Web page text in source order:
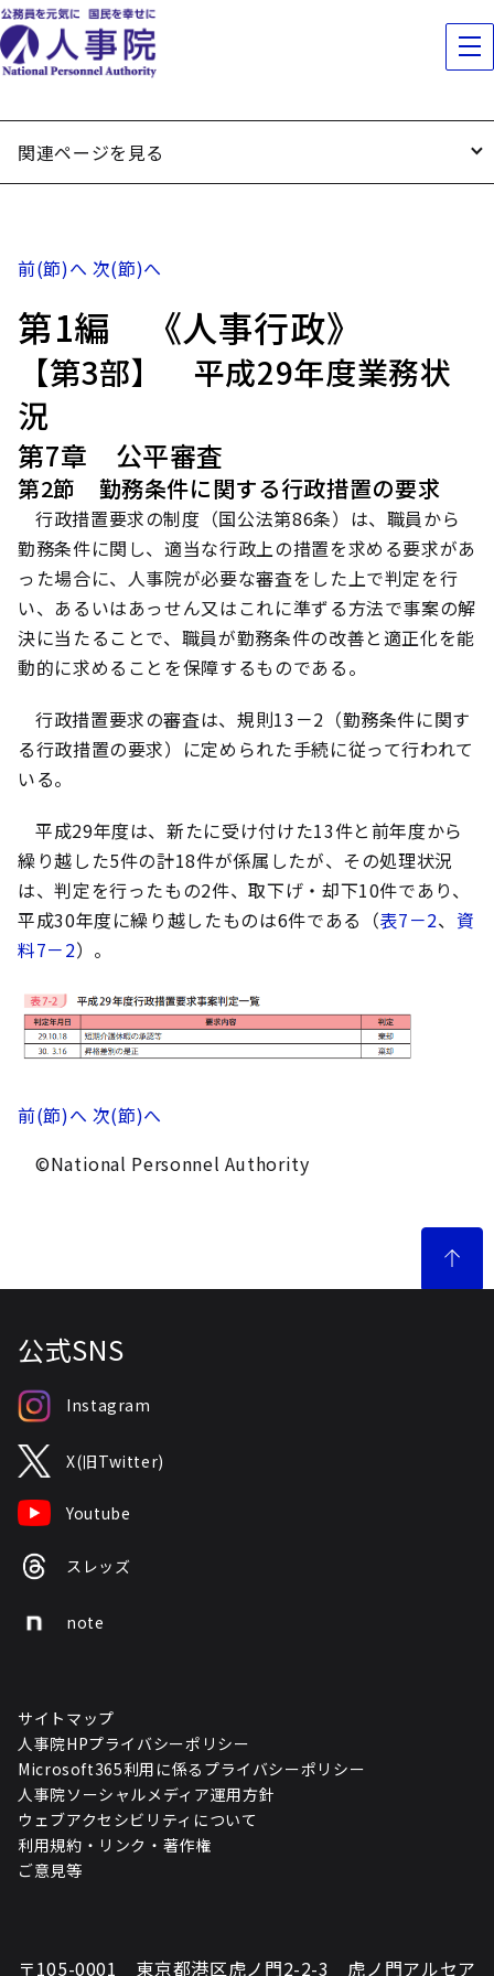
関連ページを見る
前(節)へ 次(節)へ
第1編 《人事行政》
【第3部】 平成29年度業務状
況
第7章 公平審査
第2節 勤務条件に関する行政措置の要求
行政措置要求の制度（国公法第86条）は、職員から
勤務条件に関し、適当な行政上の措置を求める要求があ
った場合に、人事院が必要な審査をした上で判定を行
い、あるいはあっせん又はこれに準ずる方法で事案の解
決に当たることで、職員が勤務条件の改善と適正化を能
動的に求めることを保障するものである。
行政措置要求の審査は、規則13－2（勤務条件に関す
る行政措置の要求）に定められた手続に従って行われて
いる。
平成29年度は、新たに受け付けた13件と前年度から
繰り越した5件の計18件が係属したが、その処理状況
は、判定を行ったもの2件、取下げ・却下10件であり、
平成30年度に繰り越したものは6件である（表7－2、 資
料7－2）。
前(節)へ 次(節)へ
©National Personnel Authority
公式SNS
Instagram
X(旧Twitter)
Youtube
スレッズ
note
サイトマップ
人事院HPプライバシーポリシー
Microsoft365利用に係るプライバシーポリシー
人事院ソーシャルメディア運用方針
ウェブアクセシビリティについて
利用規約・リンク・著作権
ご意見等
〒105-0001 東京都港区虎ノ門2-2-3 虎ノ門アルセア